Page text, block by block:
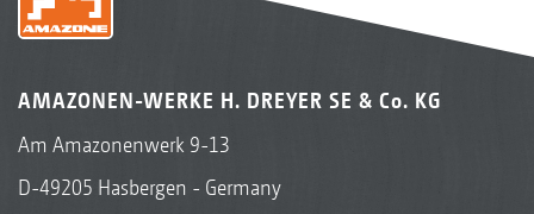
AMAZONEN-WERKE H. DREYER SE & Co. KG
Am Amazonenwerk 9-13
D-49205 Hasbergen - Germany